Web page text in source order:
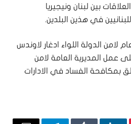
بين لبنان ونيجيريا
في هذين البلدين.
لامن الدولة اللواء ادغار لاوندس
عمل المديرية العامة لامن
بمكافحة الفساد في الادارات